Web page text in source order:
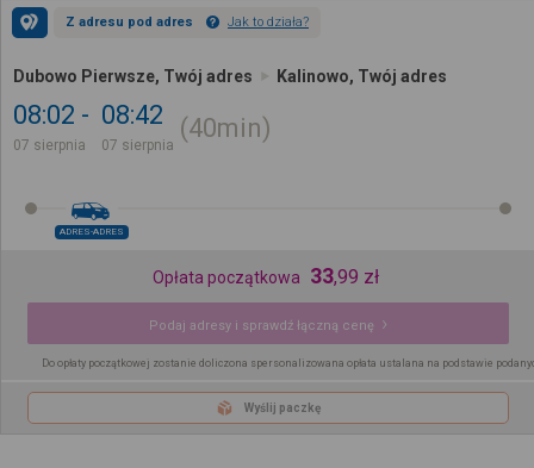
Z adresu pod adres Jak to działa?
Dubowo Pierwsze, Twój adres Kalinowo, Twój adres
08:02
07 sierpnia
08:42
07 sierpnia
40min
ADRES-ADRES
Opłata początkowa 33,99 zł
Podaj adresy i sprawdź łączną cenę
Do opłaty początkowej zostanie doliczona spersonalizowana opłata ustalana na podstawie
Wyślij paczkę